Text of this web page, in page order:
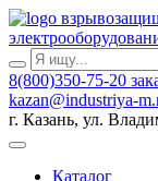
8(800)350-75-20
kazan@industriya-
г. Казань, ул.
Каталог